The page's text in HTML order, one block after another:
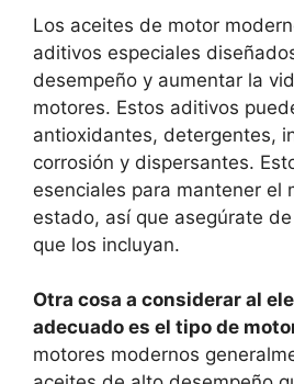
Los aceites de motor
aditivos especiales
desempeño y aumentar la
motores. Estos aditivos
antioxidantes, detergentes,
corrosión y dispersantes.
esenciales para mantener el
estado, así que asegúrate
que los incluyan.
Otra cosa a considerar al
adecuado es el tipo de
motores modernos